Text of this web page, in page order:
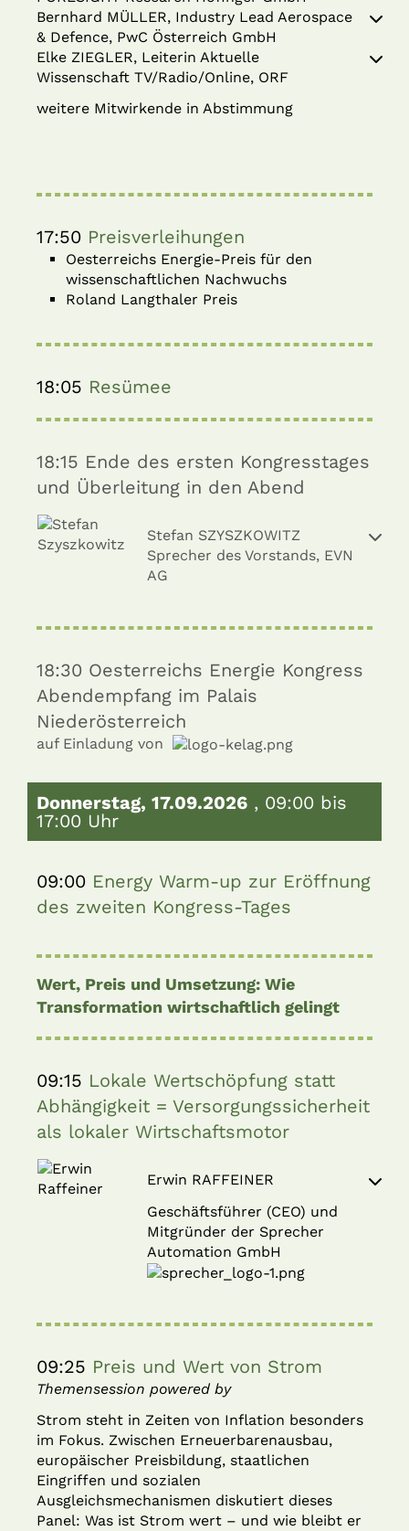
Bernhard MÜLLER, Industry Lead Aerospace
& Defence, PwC Österreich GmbH
Elke ZIEGLER, Leiterin Aktuelle
Wissenschaft TV/Radio/Online, ORF
weitere Mitwirkende in Abstimmung
17:50 Preisverleihungen
Oesterreichs Energie-Preis für den
wissenschaftlichen Nachwuchs
Roland Langthaler Preis
18:05 Resümee
18:15 Ende des ersten Kongresstages
und Überleitung in den Abend
Stefan SZYSZKOWITZ
Sprecher des Vorstands, EVN
AG
18:30 Oesterreichs Energie Kongress
Abendempfang im Palais
Niederösterreich
auf Einladung von
Donnerstag, 17.09.2026 , 09:00 bis
17:00 Uhr
09:00 Energy Warm-up zur Eröffnung
des zweiten Kongress-Tages
Wert, Preis und Umsetzung: Wie
Transformation wirtschaftlich gelingt
09:15 Lokale Wertschöpfung statt
Abhängigkeit = Versorgungssicherheit
als lokaler Wirtschaftsmotor
Erwin RAFFEINER
Geschäftsführer (CEO) und
Mitgründer der Sprecher
Automation GmbH
09:25 Preis und Wert von Strom
Themensession powered by
Strom steht in Zeiten von Inflation besonders
im Fokus. Zwischen Erneuerbarenausbau,
europäischer Preisbildung, staatlichen
Eingriffen und sozialen
Ausgleichsmechanismen diskutiert dieses
Panel: Was ist Strom wert – und wie bleibt er